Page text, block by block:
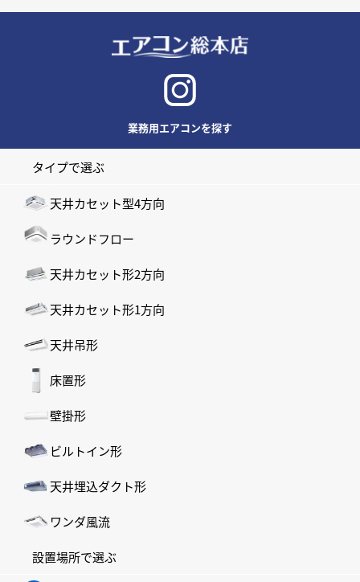
業務用エアコンを探す
タイプで選ぶ
天井カセット型4方向
ラウンドフロー
天井カセット形2方向
天井カセット形1方向
天井吊形
床置形
壁掛形
ビルトイン形
天井埋込ダクト形
ワンダ風流
設置場所で選ぶ